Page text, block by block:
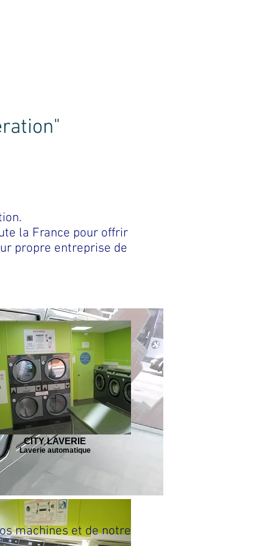
la France pour offrir
propre entreprise de
CITY LAVERIE
Laverie automatique
machines et de notre